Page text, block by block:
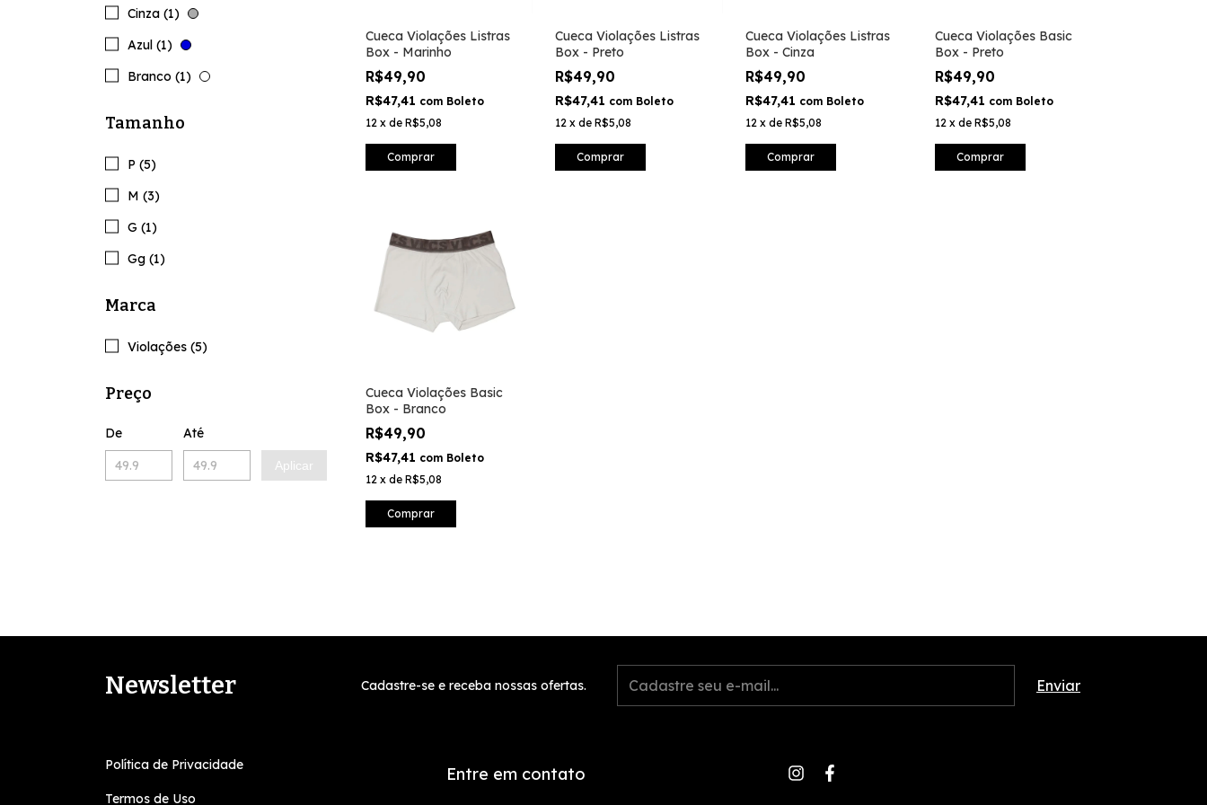
Cinza (1)
Azul (1)
Branco (1)
Tamanho
P (5)
M (3)
G (1)
Gg (1)
Marca
Violações (5)
Preço
De Até
Aplicar
Cueca Violações Listras
Box - Marinho
R$49,90
R$47,41 com Boleto
12 x de R$5,08
Comprar
Cueca Violações Listras
Box - Preto
R$49,90
R$47,41 com Boleto
12 xdeR$5,08
Comprar
Cueca Violações Listras
Box - Cinza
R$49,90
R$47,41 com Boleto
12 x de R$5,08
Comprar
Cueca Violações Basic
Box - Preto
R$49,90
R$47,41 com Boleto
12 x de R$5,08
Comprar
Cueca Violações Basic
Box - Branco
R$49,90
R$47,41 com Boleto
12 x de R$5,08
Comprar
Newsletter Cadastre-se e receba nossas ofertas.
Política de Privacidade
Termos de Uso
Entre em contato